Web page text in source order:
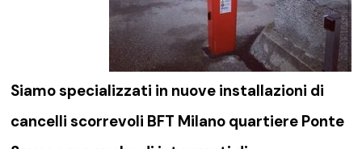
Siamo specializzati in nuove installazioni di
cancelli scorrevoli BFT Milano quartiere Ponte